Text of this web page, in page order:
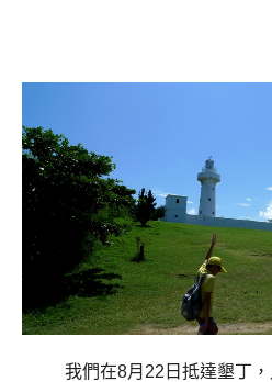
我們在8月22日抵達墾丁，